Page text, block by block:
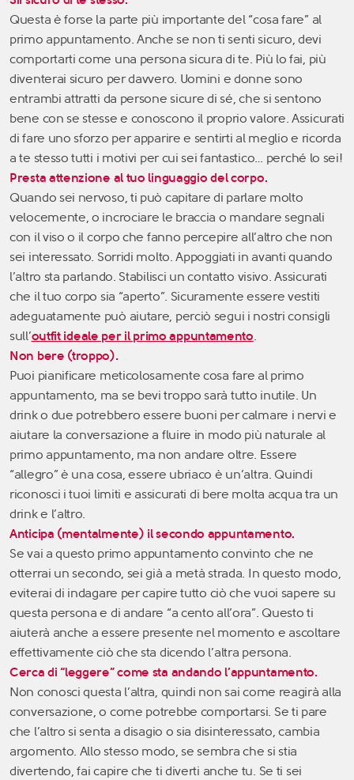
Questa è forse la parte più importante del “cosa fare” al
primo appuntamento. Anche se non ti senti sicuro, devi
comportarti come una persona sicura di te. Più lo fai, più
diventerai sicuro per davvero. Uomini e donne sono
entrambi attratti da persone sicure di sé, che si sentono
bene con se stesse e conoscono il proprio valore. Assicurati
di fare uno sforzo per apparire e sentirti al meglio e ricorda
a te stesso tutti i motivi per cui sei fantastico… perché lo sei!
Presta attenzione al tuo linguaggio del corpo.
Quando sei nervoso, ti può capitare di parlare molto
velocemente, o incrociare le braccia o mandare segnali
con il viso o il corpo che fanno percepire all’altro che non
sei interessato. Sorridi molto. Appoggiati in avanti quando
l’altro sta parlando. Stabilisci un contatto visivo. Assicurati
che il tuo corpo sia “aperto”. Sicuramente essere vestiti
adeguatamente può aiutare, perciò segui i nostri consigli
sull’outfit ideale per il primo appuntamento.
Non bere (troppo).
Puoi pianificare meticolosamente cosa fare al primo
appuntamento, ma se bevi troppo sarà tutto inutile. Un
drink o due potrebbero essere buoni per calmare i nervi e
aiutare la conversazione a fluire in modo più naturale al
primo appuntamento, ma non andare oltre. Essere
“allegro” è una cosa, essere ubriaco è un’altra. Quindi
riconosci i tuoi limiti e assicurati di bere molta acqua tra un
drink e l’altro.
Anticipa (mentalmente) il secondo appuntamento.
Se vai a questo primo appuntamento convinto che ne
otterrai un secondo, sei già a metà strada. In questo modo,
eviterai di indagare per capire tutto ciò che vuoi sapere su
questa persona e di andare “a cento all’ora”. Questo ti
aiuterà anche a essere presente nel momento e ascoltare
effettivamente ciò che sta dicendo l’altra persona.
Cerca di “leggere” come sta andando l’appuntamento.
Non conosci questa l’altra, quindi non sai come reagirà alla
conversazione, o come potrebbe comportarsi. Se ti pare
che l’altro si senta a disagio o sia disinteressato, cambia
argomento. Allo stesso modo, se sembra che si stia
divertendo, fai capire che ti diverti anche tu. Se ti sei